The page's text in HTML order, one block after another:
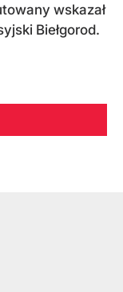
wskazał
Biełgorod.